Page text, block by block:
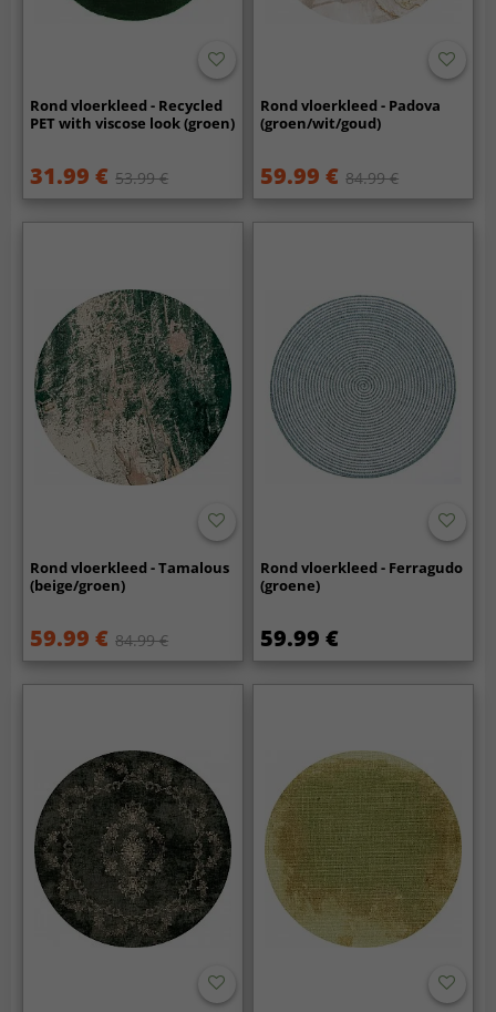
Rond vloerkleed - Recycled
PET with viscose look (groen)
31.99 € 53.99 €
Rond vloerkleed - Padova
(groen/wit/goud)
59.99 € 84.99 €
Rond vloerkleed - Tamalous
(beige/groen)
59.99 € 84.99 €
Rond vloerkleed - Ferragudo
(groene)
59.99 €